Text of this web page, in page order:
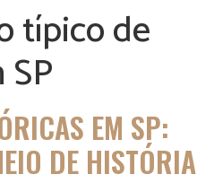
típico de
EM SP:
DE HISTÓRIA